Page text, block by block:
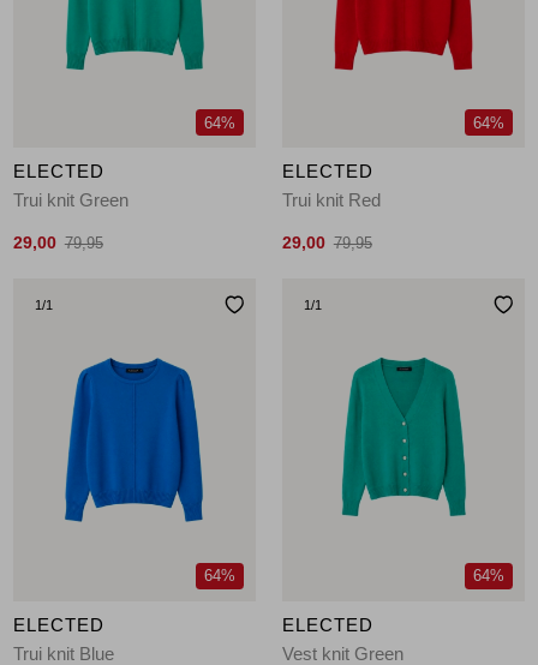
Jassen
Schoenen
64%
ELECTED
Trui knit Green
29,00 79,95
64%
ELECTED
Trui knit Red
29,00 79,95
1/1
64%
ELECTED
Trui knit Blue
1/1
64%
ELECTED
Vest knit Green